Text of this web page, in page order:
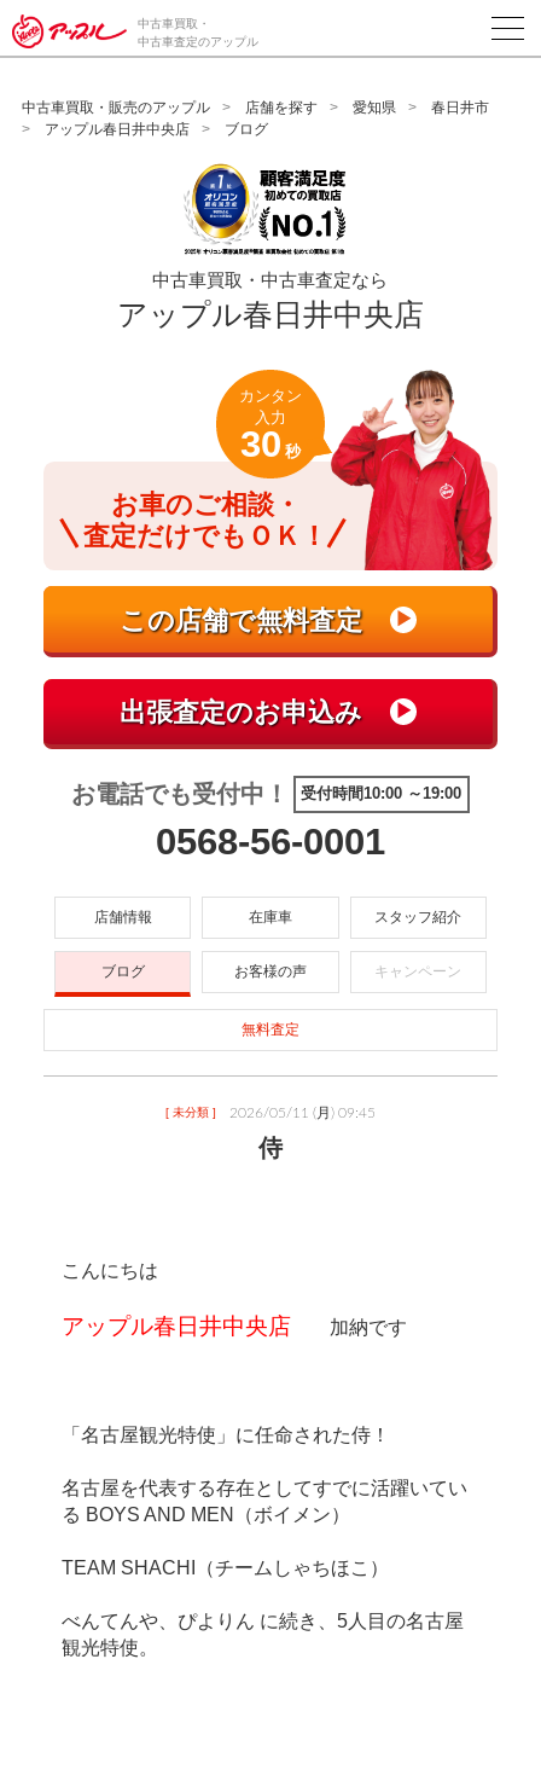
/*ABテスト_新規査定フォームの為のCVボタン*/
中古車買取・
中古車査定のアップル
中古車買取・販売のアップル 店舗を探す 愛知県
春日井市
アップル春日井中央店
ブログ
中古車買取・中古車査定なら
アップル春日井中央店
お車のご相談・
査定だけでもＯＫ！
カンタン
入力
30 秒
お電話でも受付中！ 受付時間10:00 ～19:00
0568-56-0001
店舗情報 在庫車 スタッフ紹介
ブログ お客様の声 キャンペーン
無料査定
[ 未分類 ] 2026/05/11 (月) 09:45
侍
アップル春日井中央店
名古屋を代表する存在としてすでに活躍いてい
べんてんや、ぴよりん に続き、5人目の名古屋